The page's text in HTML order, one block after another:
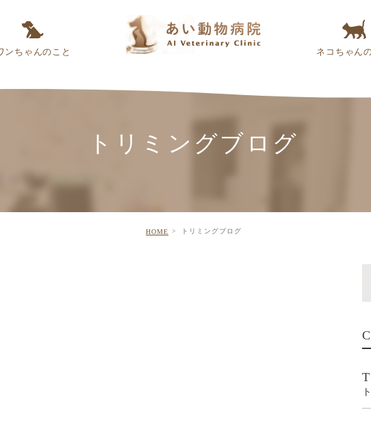
ンちゃんのこと ネコちゃん
トリミングブログ
HOME トリミングブログ